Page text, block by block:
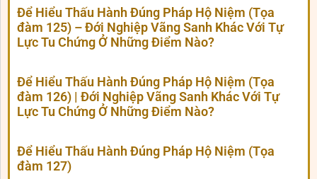
Để Hiểu Thấu Hành Đúng Pháp Hộ Niệm (Tọa
đàm 125) – Đới Nghiệp Vãng Sanh Khác Với Tự
Lực Tu Chứng Ở Những Điểm Nào?
Để Hiểu Thấu Hành Đúng Pháp Hộ Niệm (Tọa
đàm 126) | Đới Nghiệp Vãng Sanh Khác Với Tự
Lực Tu Chứng Ở Những Điểm Nào?
Để Hiểu Thấu Hành Đúng Pháp Hộ Niệm (Tọa
đàm 127)